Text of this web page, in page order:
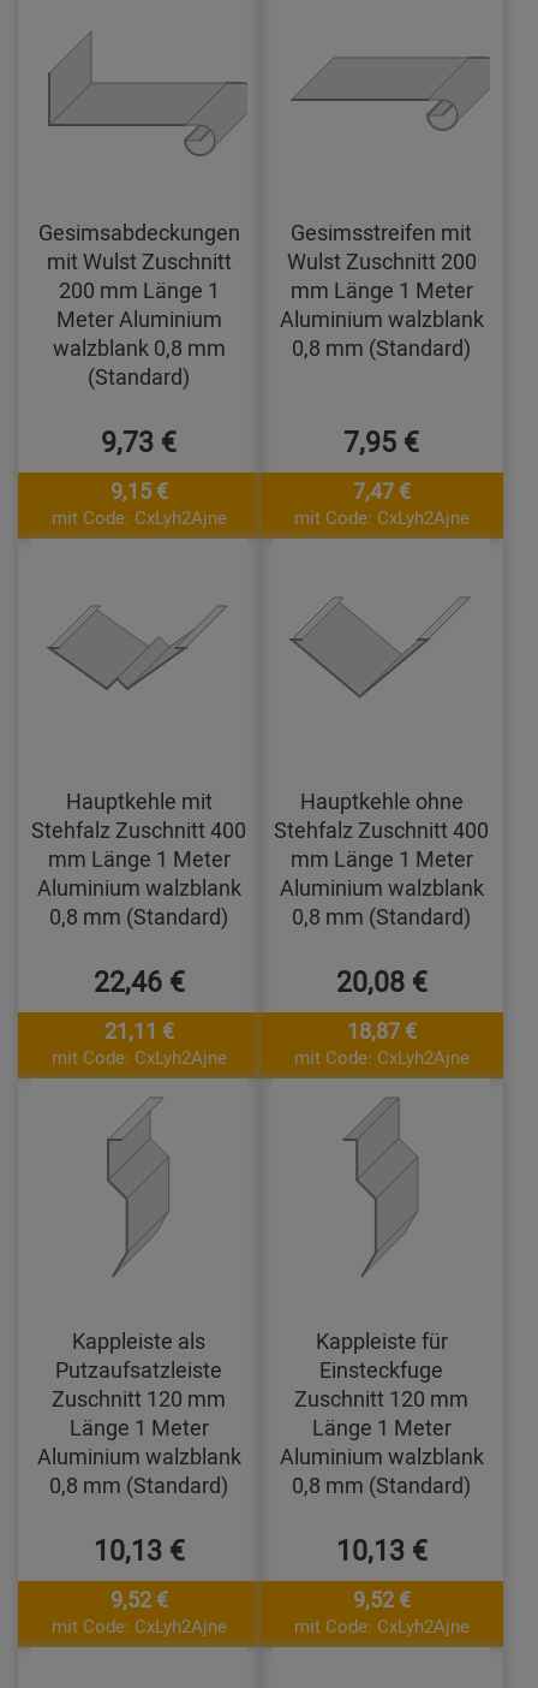
Gesimsabdeckungen
mit Wulst Zuschnitt
200 mm Länge 1
Meter Aluminium
walzblank 0,8 mm
(Standard)
9,73 €
9,15 €
mit Code: CxLyh2Ajne
Gesimsstreifen mit
Wulst Zuschnitt 200
mm Länge 1 Meter
Aluminium walzblank
0,8 mm (Standard)
7,95 €
7,47 €
mit Code: CxLyh2Ajne
Hauptkehle mit
Stehfalz Zuschnitt 400
mm Länge 1 Meter
Aluminium walzblank
0,8 mm (Standard)
22,46 €
21,11 €
mit Code: CxLyh2Ajne
Hauptkehle ohne
Stehfalz Zuschnitt 400
mm Länge 1 Meter
Aluminium walzblank
0,8 mm (Standard)
20,08 €
18,87 €
mit Code: CxLyh2Ajne
Kappleiste als
Putzaufsatzleiste
Zuschnitt 120 mm
Länge 1 Meter
Aluminium walzblank
0,8 mm (Standard)
10,13 €
9,52 €
mit Code: CxLyh2Ajne
Kappleiste für
Einsteckfuge
Zuschnitt 120 mm
Länge 1 Meter
Aluminium walzblank
0,8 mm (Standard)
10,13 €
9,52 €
mit Code: CxLyh2Ajne